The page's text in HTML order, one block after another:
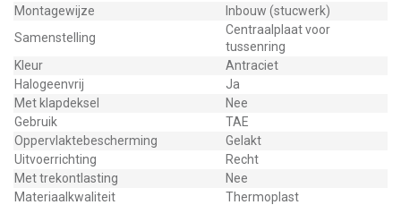
Montagewijze
Inbouw (stucwerk)
Samenstelling
Centraalplaat voor
tussenring
Kleur
Antraciet
Halogeenvrij
Ja
Met klapdeksel
Nee
Gebruik
TAE
Oppervlaktebescherming
Gelakt
Uitvoerrichting
Recht
Met trekontlasting
Nee
Materiaalkwaliteit
Thermoplast